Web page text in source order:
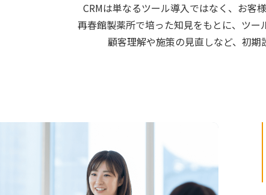
CRMは単なるツール導入ではなく、お客
再春館製薬所で培った知見をもとに、ツー
顧客理解や施策の見直しなど、初期